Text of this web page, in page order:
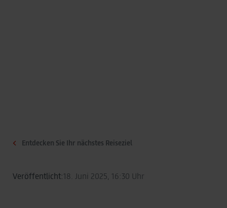
Entdecken Sie Ihr nächstes Reiseziel
Veröffentlicht:18. Juni 2025, 16:30 Uhr